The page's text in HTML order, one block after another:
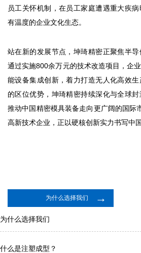
员工关怀机制，在员工家庭遭遇重大疾
有温度的企业文化生态。
站在新的发展节点，坤琦精密正聚焦半导
通过实施800余万元的技术改造项目，企
能设备集成创新，着力打造无人化高效
的区位优势，坤琦精密持续深化与全球封
推动中国精密模具装备走向更广阔的国际
高新技术企业，正以硬核创新实力书写中
为什么选择我们 →
为什么选择我们
什么是注塑成型？